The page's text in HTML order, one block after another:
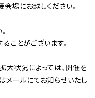
場にお越しください。
ことがございます。
大状況によっては、開催を
メールにてお知らせいたし